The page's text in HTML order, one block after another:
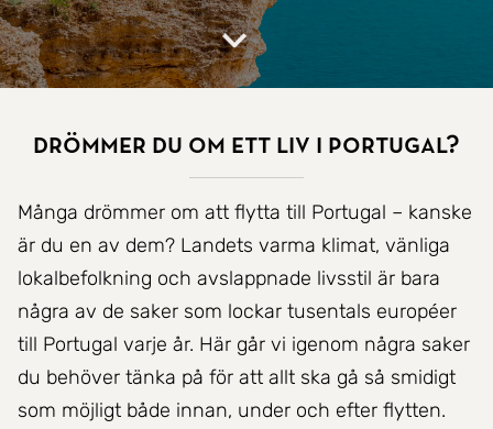
Drömmer du om ett liv i Portugal?
Många drömmer om att flytta till Portugal – kanske
är du en av dem? Landets varma klimat, vänliga
lokalbefolkning och avslappnade livsstil är bara
några av de saker som lockar tusentals européer
till Portugal varje år. Här går vi igenom några saker
du behöver tänka på för att allt ska gå så smidigt
som möjligt både innan, under och efter flytten.